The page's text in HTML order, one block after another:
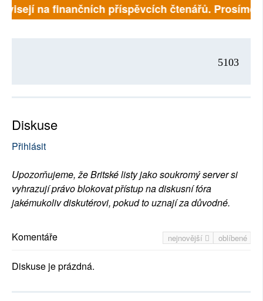
na finančních příspěvcích čtenářů. Prosíme,
5103
Diskuse
Přihlásit
Upozorňujeme, že Britské listy jako soukromý server si
vyhrazují právo blokovat přístup na diskusní fóra
jakémukoliv diskutérovi, pokud to uznají za důvodné.
nejnovější oblíbené
Komentáře
Diskuse je prázdná.